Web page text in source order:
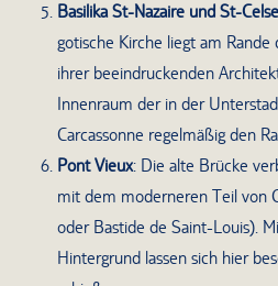
Basilika St-Nazaire und St-Celse
gotische Kirche liegt am
ihrer beeindruckenden
Innenraum der in der
Carcassonne regelmäßig den
Pont Vieux: Die alte Brücke
mit dem moderneren Teil von
oder Bastide de Saint-Louis).
Hintergrund lassen sich hier